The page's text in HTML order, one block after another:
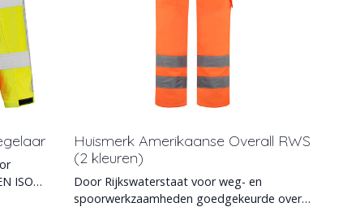
ISO
Huismerk Amerikaanse Overall RWS
(2 kleuren)
Door Rijkswaterstaat voor weg- en
spoorwerkzaamheden goedgekeurde overall